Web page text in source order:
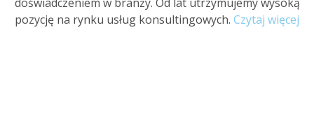
pozycję na rynku usług konsultingowych. Czytaj więcej